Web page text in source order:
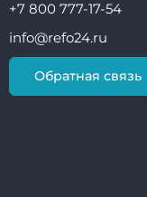
+7 800 777-17-54
info@refo24.ru
Обратная связь